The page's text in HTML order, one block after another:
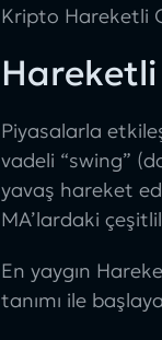
Kripto Hareketli
Piyasalarla
vadeli “swing”
yavaş hareket
MA’lardaki
En yaygın
tanımı ile